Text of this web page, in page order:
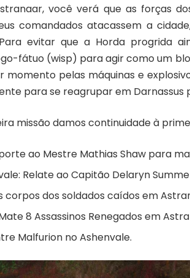
você verá que as forças
comandados atacassem a
evitar que a Horda progrida
fátuo (wisp) para agir como um
momento pelas máquinas e
para se reagrupar em Darnassus
missão damos continuidade à
ao Mestre Mathias Shaw para
: Relate ao Capitão Delaryn
corpos dos soldados caídos em
8 Assassinos Renegados em
Malfurion no Ashenvale.